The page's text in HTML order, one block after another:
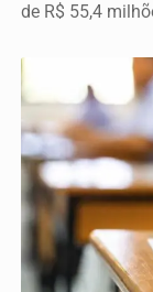
de R$ 55,4